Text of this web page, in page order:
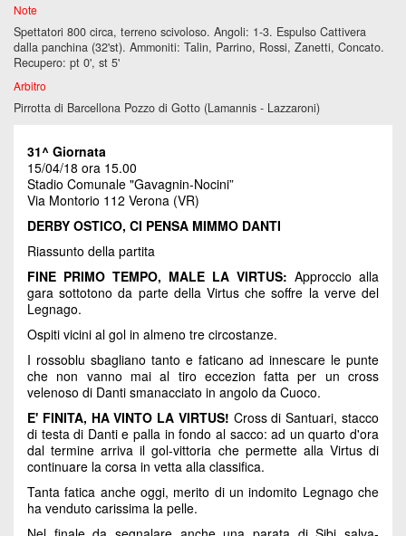
Note
Spettatori 800 circa, terreno scivoloso. Angoli: 1-3. Espulso Cattivera
dalla panchina (32'st). Ammoniti: Talin, Parrino, Rossi, Zanetti, Concato.
Recupero: pt 0', st 5'
Arbitro
Pirrotta di Barcellona Pozzo di Gotto (Lamannis - Lazzaroni)
31^ Giornata
15/04/18 ora 15.00
Stadio Comunale "Gavagnin-Nocini”
Via Montorio 112 Verona (VR)
DERBY OSTICO, CI PENSA MIMMO DANTI
Riassunto della partita
FINE PRIMO TEMPO, MALE LA VIRTUS: Approccio alla
gara sottotono da parte della Virtus che soffre la verve del
Legnago.
Ospiti vicini al gol in almeno tre circostanze.
I rossoblu sbagliano tanto e faticano ad innescare le punte
che non vanno mai al tiro eccezion fatta per un cross
velenoso di Danti smanacciato in angolo da Cuoco.
E' FINITA, HA VINTO LA VIRTUS! Cross di Santuari, stacco
di testa di Danti e palla in fondo al sacco: ad un quarto d'ora
dal termine arriva il gol-vittoria che permette alla Virtus di
continuare la corsa in vetta alla classifica.
Tanta fatica anche oggi, merito di un indomito Legnago che
ha venduto carissima la pelle.